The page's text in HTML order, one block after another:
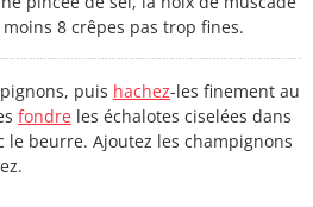
8 crêpes pas trop fines.
puis hachez-les finement au
fondre les échalotes ciselées dans
le beurre. Ajoutez les champignons